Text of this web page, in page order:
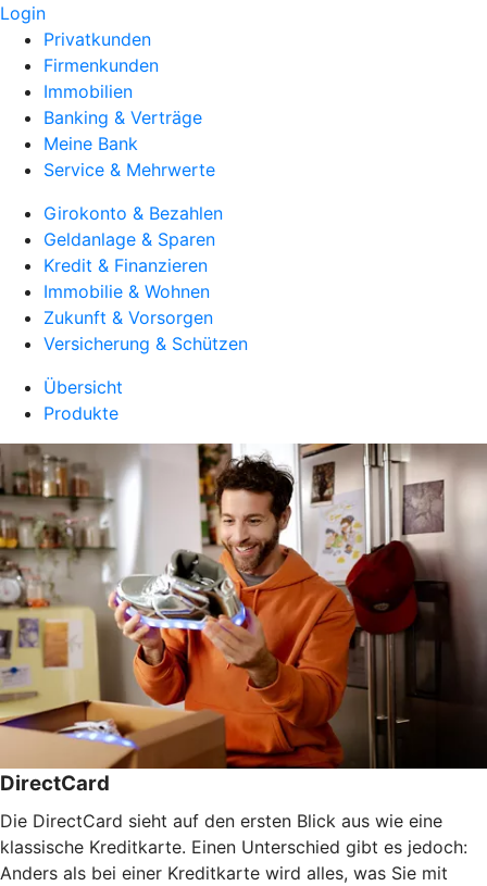
Login
Privatkunden
Firmenkunden
Immobilien
Banking & Verträge
Meine Bank
Service & Mehrwerte
Girokonto & Bezahlen
Geldanlage & Sparen
Kredit & Finanzieren
Immobilie & Wohnen
Zukunft & Vorsorgen
Versicherung & Schützen
Übersicht
Produkte
DirectCard
Die DirectCard sieht auf den ersten Blick aus wie eine
klassische Kreditkarte. Einen Unterschied gibt es jedoch:
Anders als bei einer Kreditkarte wird alles, was Sie mit